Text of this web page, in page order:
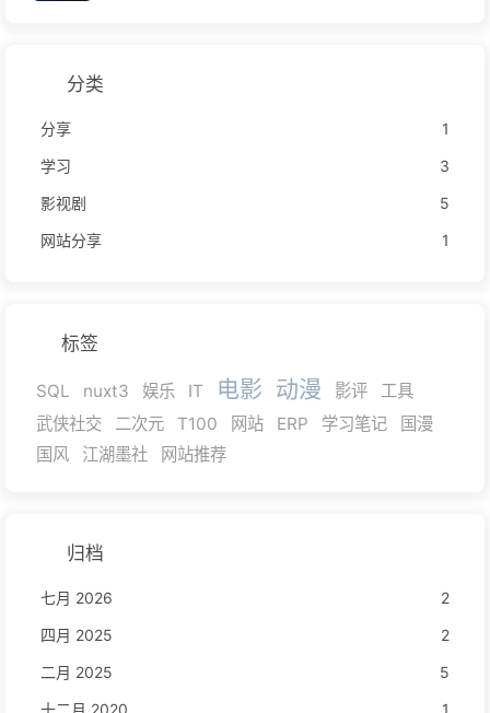
分类
分享
1
学习
3
影视剧
5
网站分享
1
标签
SQL nuxt3 娱乐 IT 电影 动漫 影评
工具
武侠社交
二次元 T100 网站 ERP 学习笔记
国漫
国风
江湖墨社 网站推荐
归档
七月 2026
2
四月 2025
2
二月 2025
5